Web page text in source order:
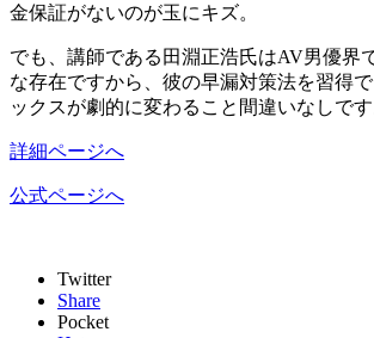
金保証がないのが玉にキズ。
でも、講師である田淵正浩氏はAV男優界
な存在ですから、彼の早漏対策法を習得で
ックスが劇的に変わること間違いなしです
詳細ページへ
公式ページへ
Twitter
Share
Pocket